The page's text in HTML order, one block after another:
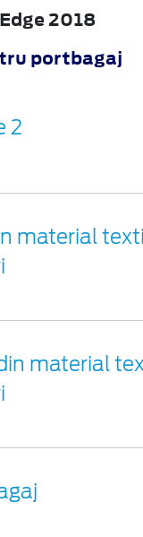
2018
portbagaj
2
material
material